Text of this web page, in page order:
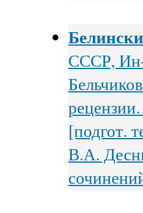
СССР,
[подгот.
В.А.